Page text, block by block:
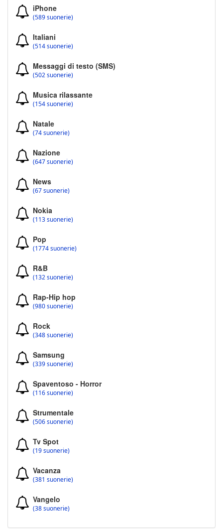
iPhone
(589 suonerie)
Italiani
(514 suonerie)
Messaggi di testo (SMS)
(502 suonerie)
Musica rilassante
(154 suonerie)
Natale
(74 suonerie)
Nazione
(647 suonerie)
News
(67 suonerie)
Nokia
(113 suonerie)
Pop
(1774 suonerie)
R&B
(132 suonerie)
Rap-Hip hop
(980 suonerie)
Rock
(348 suonerie)
Samsung
(339 suonerie)
Spaventoso - Horror
(116 suonerie)
Strumentale
(506 suonerie)
Tv Spot
(19 suonerie)
Vacanza
(381 suonerie)
Vangelo
(38 suonerie)